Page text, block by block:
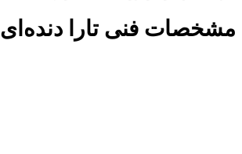
مشخصات فنی تارا دنده‌ای